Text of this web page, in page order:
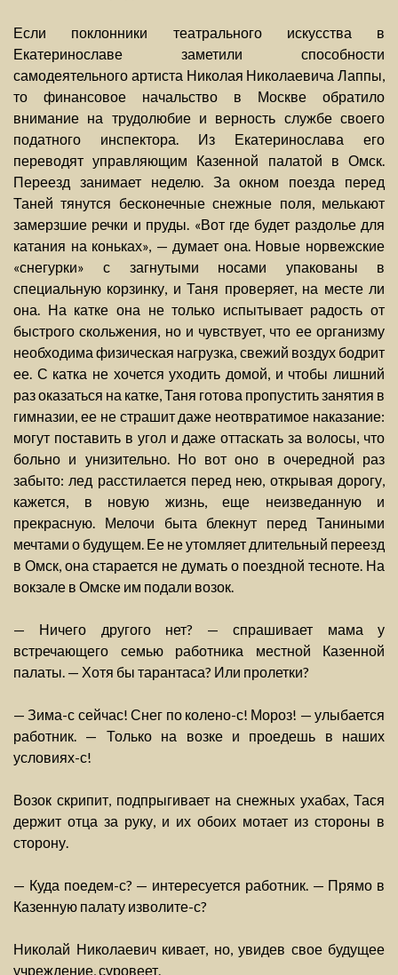
Если поклонники театрального искусства в
Екатеринославе заметили способности
самодеятельного артиста Николая Николаевича Лаппы,
то финансовое начальство в Москве обратило
внимание на трудолюбие и верность службе своего
податного инспектора. Из Екатеринослава его
переводят управляющим Казенной палатой в Омск.
Переезд занимает неделю. За окном поезда перед
Таней тянутся бесконечные снежные поля, мелькают
замерзшие речки и пруды. «Вот где будет раздолье для
катания на коньках», — думает она. Новые норвежские
«снегурки» с загнутыми носами упакованы в
специальную корзинку, и Таня проверяет, на месте ли
она. На катке она не только испытывает радость от
быстрого скольжения, но и чувствует, что ее организму
необходима физическая нагрузка, свежий воздух бодрит
ее. С катка не хочется уходить домой, и чтобы лишний
раз оказаться на катке, Таня готова пропустить занятия в
гимназии, ее не страшит даже неотвратимое наказание:
могут поставить в угол и даже оттаскать за волосы, что
больно и унизительно. Но вот оно в очередной раз
забыто: лед расстилается перед нею, открывая дорогу,
кажется, в новую жизнь, еще неизведанную и
прекрасную. Мелочи быта блекнут перед Таниными
мечтами о будущем. Ее не утомляет длительный переезд
в Омск, она старается не думать о поездной тесноте. На
вокзале в Омске им подали возок.
— Ничего другого нет? — спрашивает мама у
встречающего семью работника местной Казенной
палаты. — Хотя бы тарантаса? Или пролетки?
— Зима-с сейчас! Снег по колено-с! Мороз! — улыбается
работник. — Только на возке и проедешь в наших
условиях-с!
Возок скрипит, подпрыгивает на снежных ухабах, Тася
держит отца за руку, и их обоих мотает из стороны в
сторону.
— Куда поедем-с? — интересуется работник. — Прямо в
Казенную палату изволите-с?
Николай Николаевич кивает, но, увидев свое будущее
учреждение, суровеет.